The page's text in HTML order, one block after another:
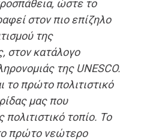
ώστε το
στον πιο επίζηλο
της
στον κατάλογο
της UNESCO.
το πρώτο πολιτιστικό
μας που
τοπίο. Το
πρώτο νεώτερο